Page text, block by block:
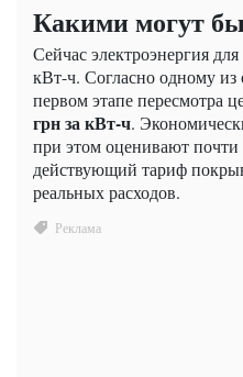
Какими могут
Сейчас электроэнергия
кВт-ч. Согласно одному
первом этапе пересмотра
грн за кВт-ч.
при этом оценивают
действующий тариф
реальных расходов.